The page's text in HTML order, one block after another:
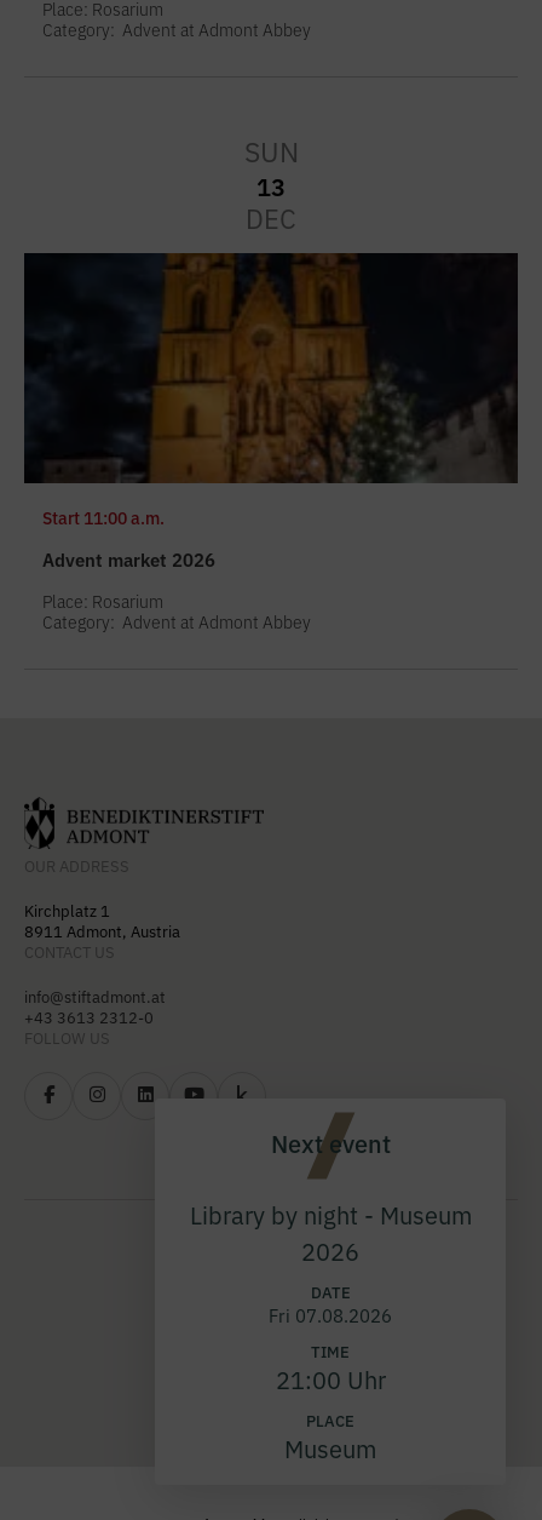
Place: Rosarium
Category: Advent at Admont Abbey
SUN
13
DEC
Start 11:00 a.m.
Advent market 2026
Place: Rosarium
Category: Advent at Admont Abbey
OUR ADDRESS
Kirchplatz 1
8911 Admont, Austria
CONTACT US
info@stiftadmont.at
+43 3613 2312-0
FOLLOW US
Next event
Library by night - Museum
2026
DATE
Fri 07.08.2026
TIME
21:00 Uhr
PLACE
Museum